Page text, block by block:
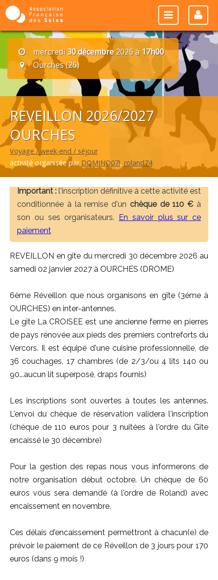
mercredi30 décembre2026 à 17h00
Ourches (26)
REVEILLON 2026/2027
OURCHES
Voyage / week-end / séjour
activité organisée par DOMINO07!, roland74
Important : l'inscription définitive à cette activité est
conditionnée à la remise d'un chèque de 110 €à
son ou ses organisateurs. En savoir plus sur ce
paiement
REVEILLON en gîte du mercredi 30 décembre 2026 au
samedi 02 janvier 2027 à OURCHES (DROME)
6ème Réveillon que nous organisons en gîte (3éme à
OURCHES) en inter-antennes.
Le gîte La CROISEE est une ancienne ferme en pierres
de pays rénovée aux pieds des premiers contreforts du
Vercors. Il est équipé d'une cuisine professionnelle, de
36 couchages, 17 chambres (de 2/3/ou 4 lits 140 ou
90...aucun lit superposé, draps fournis)
Les inscriptions sont ouvertes à toutes les antennes.
L'envoi du chèque de réservation validera l'inscription
(chèque de 110 euros pour 3 nuitées à l'ordre du Gîte
encaissé le 30 décembre)
Pour la gestion des repas nous vous informerons de
notre organisation début octobre. Un chèque de 60
euros vous sera demandé (à l'ordre de Roland) avec
encaissement en novembre.
Ces délais d'encaissement permettront à chacun(e) de
prévoir le paiement de ce Réveillon de 3 jours pour 170
euros (dans 9 mois !)